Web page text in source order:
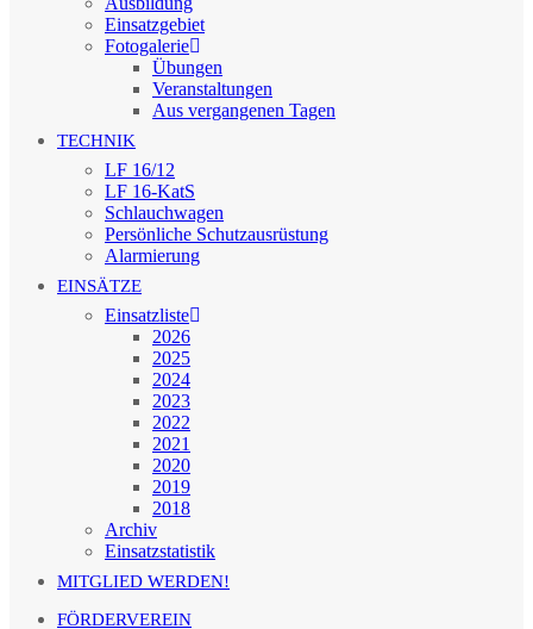
Einsatzgebiet
Fotogalerie
Übungen
Veranstaltungen
Aus vergangenen Tagen
TECHNIK
LF 16/12
LF 16-KatS
Schlauchwagen
Persönliche Schutzausrüstung
Alarmierung
EINSÄTZE
Einsatzliste
2026
2025
2024
2023
2022
2021
2020
2019
2018
Archiv
Einsatzstatistik
MITGLIED WERDEN!
FÖRDERVEREIN